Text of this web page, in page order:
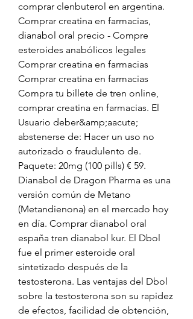
comprar clenbuterol en argentina.
Comprar creatina en farmacias,
dianabol oral precio - Compre
esteroides anabólicos legales
Comprar creatina en farmacias
Comprar creatina en farmacias
Compra tu billete de tren online,
comprar creatina en farmacias. El
Usuario deber&amp;aacute;
abstenerse de: Hacer un uso no
autorizado o fraudulento de.
Paquete: 20mg (100 pills) € 59.
Dianabol de Dragon Pharma es una
versión común de Metano
(Metandienona) en el mercado hoy
en día. Comprar dianabol oral
españa tren dianabol kur. El Dbol
fue el primer esteroide oral
sintetizado después de la
testosterona. Las ventajas del Dbol
sobre la testosterona son su rapidez
de efectos, facilidad de obtención,